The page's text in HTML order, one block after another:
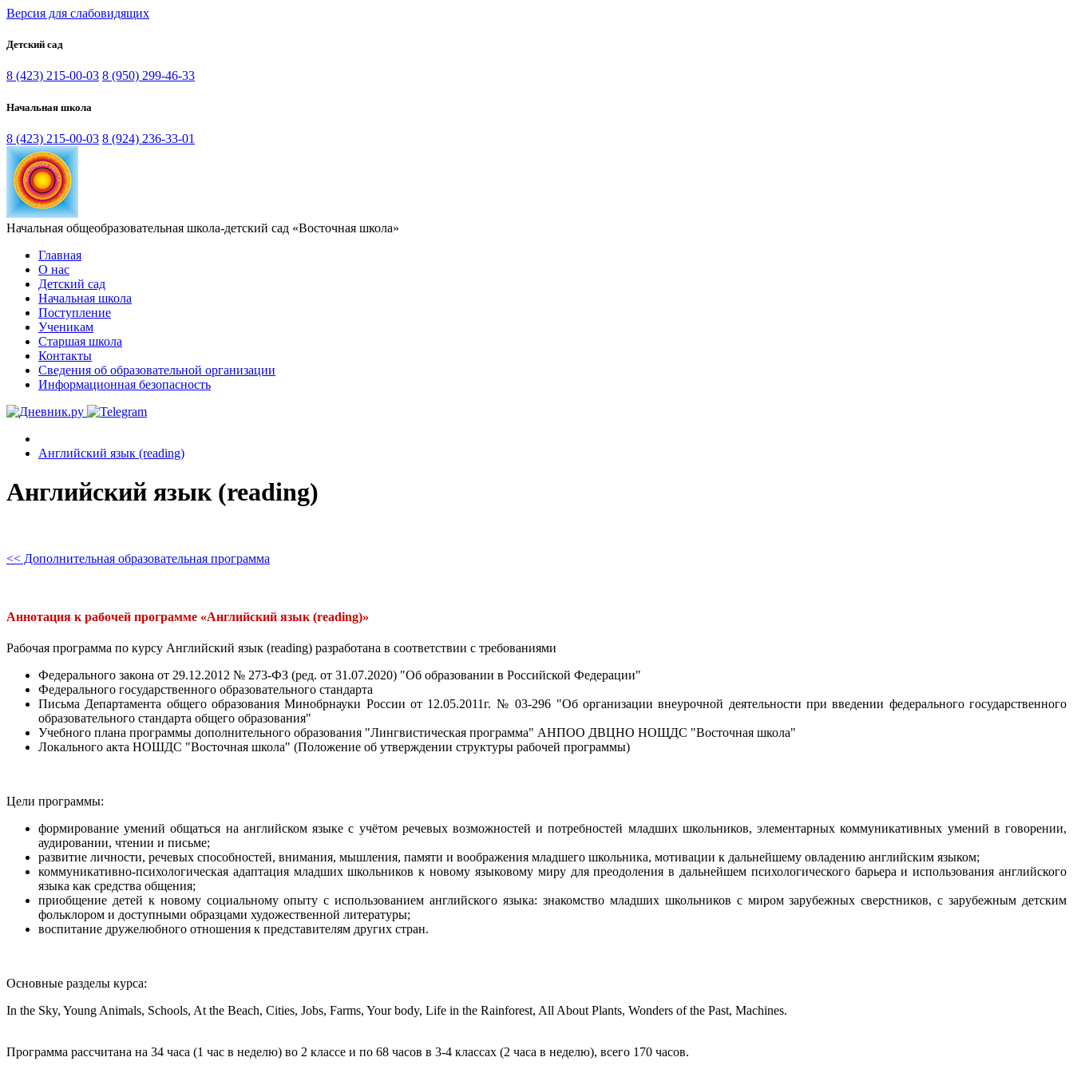
Версия для слабовидящих
Детский сад
8 (423) 215-00-03 8 (950) 299-46-33
Начальная школа
8 (423) 215-00-03 8 (924) 236-33-01
Начальная общеобразовательная школа-детский сад «Восточная школа»
Главная
О нас
Детский сад
Начальная школа
Поступление
Ученикам
Старшая школа
Контакты
Сведения об образовательной организации
Информационная безопасность
Английский язык (reading)
Английский язык (reading)
<< Дополнительная образовательная программа
Аннотация к рабочей программе «Английский язык (reading)»
Рабочая программа по курсу Английский язык (reading) разработана в соответствии с требованиями
Федерального закона от 29.12.2012 № 273-ФЗ (ред. от 31.07.2020) "Об образовании в Российской Федерации"
Федерального государственного образовательного стандарта
Письма Департамента общего образования Минобрнауки России от 12.05.2011г. № 03-296 "Об организации внеурочной деятельности при введении федерального государственного
образовательного стандарта общего образования"
Учебного плана программы дополнительного образования "Лингвистическая программа" АНПОО ДВЦНО НОЩДС "Восточная школа"
Локального акта НОШДС "Восточная школа" (Положение об утверждении структуры рабочей программы)
Цели программы:
формирование умений общаться на английском языке с учётом речевых возможностей и потребностей младших школьников, элементарных коммуникативных умений в говорении,
аудировании, чтении и письме;
развитие личности, речевых способностей, внимания, мышления, памяти и воображения младшего школьника, мотивации к дальнейшему овладению английским языком;
коммуникативно-психологическая адаптация младших школьников к новому языковому миру для преодоления в дальнейшем психологического барьера и использования английского
языка как средства общения;
приобщение детей к новому социальному опыту с использованием английского языка: знакомство младших школьников с миром зарубежных сверстников, с зарубежным детским
фольклором и доступными образцами художественной литературы;
воспитание дружелюбного отношения к представителям других стран.
Основные разделы курса:
In the Sky, Young Animals, Schools, At the Beach, Cities, Jobs, Farms, Your body, Life in the Rainforest, All About Plants, Wonders of the Past, Machines.
Программа рассчитана на 34 часа (1 час в неделю) во 2 классе и по 68 часов в 3-4 классах (2 часа в неделю), всего 170 часов.